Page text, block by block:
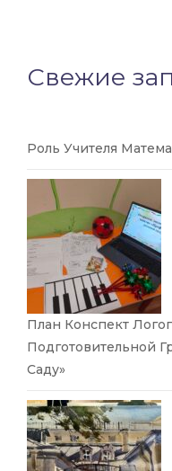
Свежие
Роль Учителя
План Конспект
Подготовительной
Саду»